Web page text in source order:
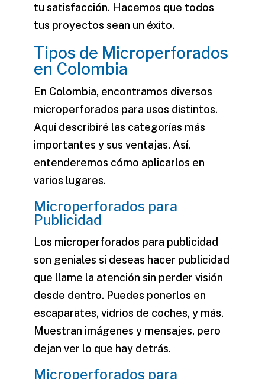
tu satisfacción. Hacemos que todos
tus proyectos sean un éxito.
Tipos de Microperforados
en Colombia
En Colombia, encontramos diversos
microperforados para usos distintos.
Aquí describiré las categorías más
importantes y sus ventajas. Así,
entenderemos cómo aplicarlos en
varios lugares.
Microperforados para
Publicidad
Los microperforados para publicidad
son geniales si deseas hacer publicidad
que llame la atención sin perder visión
desde dentro. Puedes ponerlos en
escaparates, vidrios de coches, y más.
Muestran imágenes y mensajes, pero
dejan ver lo que hay detrás.
Microperforados para